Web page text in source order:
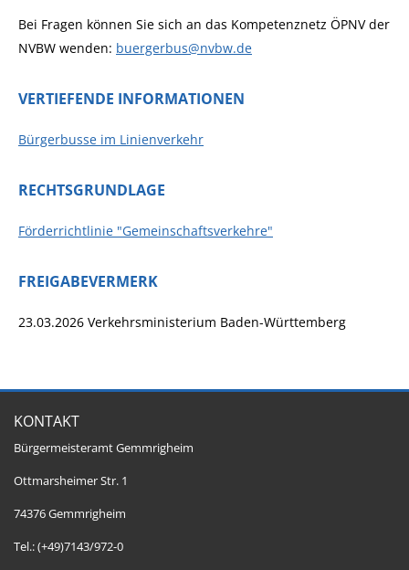
Bei Fragen können Sie sich an das Kompetenznetz ÖPNV der
NVBW wenden: buergerbus@nvbw.de
VERTIEFENDE INFORMATIONEN
Bürgerbusse im Linienverkehr
RECHTSGRUNDLAGE
Förderrichtlinie "Gemeinschaftsverkehre"
FREIGABEVERMERK
23.03.2026 Verkehrsministerium Baden-Württemberg
KONTAKT
Bürgermeisteramt Gemmrigheim
Ottmarsheimer Str. 1
74376 Gemmrigheim
Tel.: (+49)7143/972-0